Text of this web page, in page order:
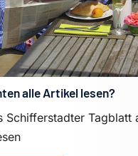
alle Artikel lesen?
Schifferstadter Tagblatt